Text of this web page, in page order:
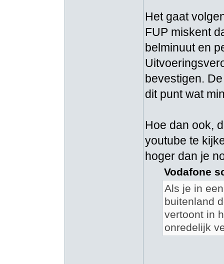
Het gaat
FUP miskent
belminuut en
bevestigen.
dit punt wat
Hoe dan ook,
youtube te
hoger dan je
Vodafone
Als je in
buitenland
vertoont in
onredelijk